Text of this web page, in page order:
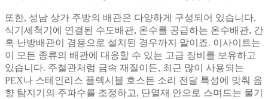
또한, 성남 상가 주방의 배관은 다양하게 구성되어 있습니다.
식기세척기에 연결된 수도배관, 온수를 공급하는 온수배관, 간
혹 난방배관이 겸용으로 설치된 경우까지 말이죠. 이사이트는
이 모든 종류의 배관에 대응할 수 있는 고급 장비를 보유하고
있습니다. 주철관처럼 금속 재질이든, 최근 많이 사용되는
PEX나 스테인리스 플렉시블 호스든 소리 전달 특성에 맞춰 음
향 탐지기의 주파수를 조정하고, 단열재 안으로 스며드는 물기